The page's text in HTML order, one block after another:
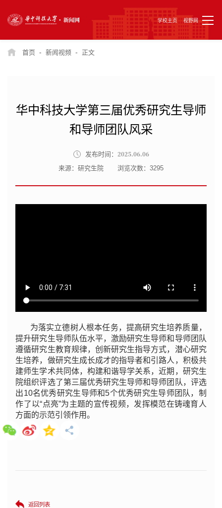
学校主页 视野网
首页 - 新闻视频 - 正文
华中科技大学第三届优秀研究生导师
和导师团队风采
发布时间： 2025.06.06
来源：研究生院 浏览次数：3295
为落实立德树人根本任务，提高研究生培养质量，
提升研究生导师队伍水平，激励研究生导师和导师团队
遵循研究生教育规律，创新研究生指导方式，潜心研究
生培养，做研究生成长成才的指导者和引路人，积极共
建师生学术共同体，构建和谐导学关系，近期，研究生
院组织评选了第三届优秀研究生导师和导师团队，评选
出10名优秀研究生导师和5个优秀研究生导师团队，制
作了以“点亮”为主题的宣传视频，发挥模范在铸魂育人
方面的示范引领作用。
返回列表